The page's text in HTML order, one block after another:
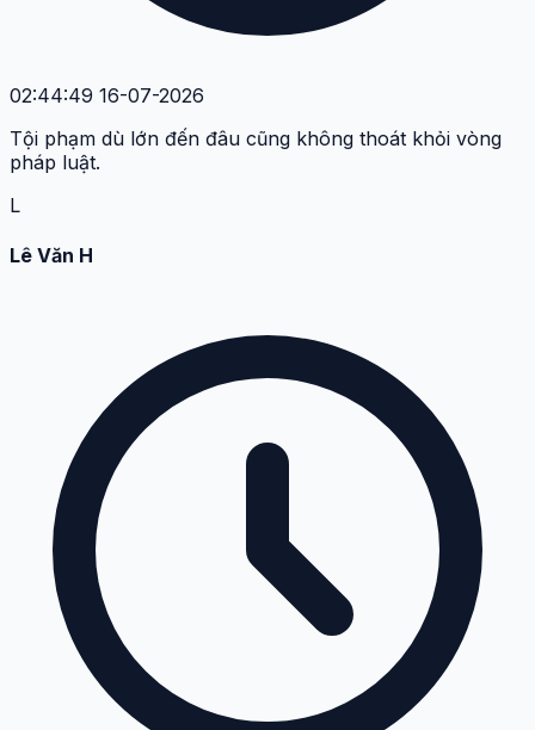
02:44:49 16-07-2026
Tội phạm dù lớn đến đâu cũng không thoát khỏi vòng
pháp luật.
L
Lê Văn H